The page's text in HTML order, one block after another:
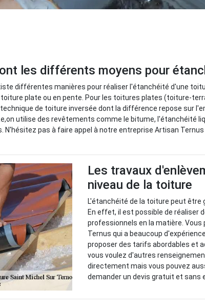
les différents moyens pour
différentes manières pour réaliser l'étanchéité d'une
plate ou en pente. Pour les toitures plates (toiture-
de toiture inversée dont la différence repose sur
utilise des revêtements comme le bitume, l'étanchéité
N'hésitez pas à faire appel à notre entreprise Artisan
Les travaux
niveau de la toiture
L'étanchéité de la toiture peut être
En effet, il est possible de réaliser
professionnels en la matière.
Ternus qui a beaucoup
proposer des tarifs abordables et
vous voulez d'autres
directement mais vous pouvez
demander un devis gratuit et sans